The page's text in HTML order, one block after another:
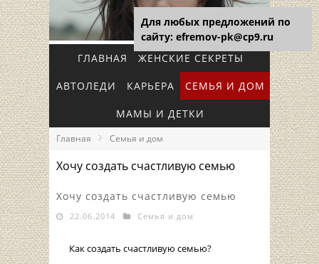
ГЛАВНАЯ ЖЕНСКИЕ СЕКРЕТЫ
АВТОЛЕДИ КАРЬЕРА СЕМЬЯ И ДОМ
МАМЫ И ДЕТКИ
Главная Семья и дом
Хочу создать счастливую семью
Хочу создать счастливую семью
22.06.2014 Семья и дом
Как создать счастливую семью?
Для любых предложений по
сайту: efremov-pk@cp9.ru